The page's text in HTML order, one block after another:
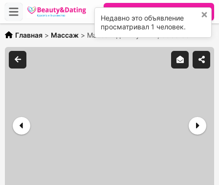
Разместить объявление
Главная > Массаж > Массаж для мужчин,
Недавно это объявление
просматривал 1 человек.